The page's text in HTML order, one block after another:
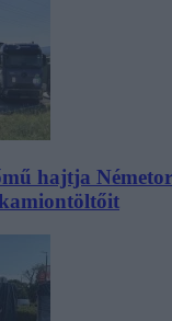
hajtja